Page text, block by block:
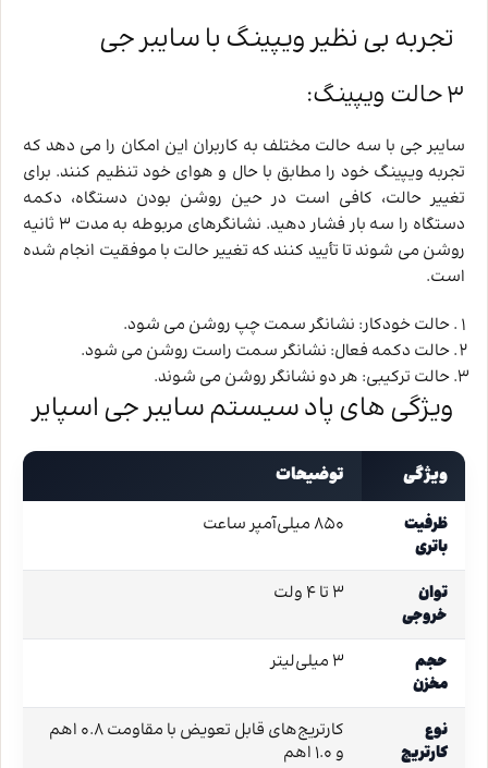
تجربه بی ‌نظیر ویپینگ با سایبر جی
3 حالت ویپینگ:
سایبر جی با سه حالت مختلف به کاربران این امکان را می‌ دهد که
تجربه ویپینگ خود را مطابق با حال و هوای خود تنظیم کنند. برای
تغییر حالت، کافی است در حین روشن بودن دستگاه، دکمه
دستگاه را سه بار فشار دهید. نشانگرهای مربوطه به مدت 3 ثانیه
روشن می ‌شوند تا تأیید کنند که تغییر حالت با موفقیت انجام شده
است.
حالت خودکار: نشانگر سمت چپ روشن می‌ شود.
حالت دکمه‌ فعال: نشانگر سمت راست روشن می‌ شود.
حالت ترکیبی: هر دو نشانگر روشن می‌ شوند.
ویژگی های پاد سیستم سایبر جی اسپایر
ویژگی توضیحات
ظرفیت
باتری
850 میلی‌آمپر ساعت
توان
خروجی
3 تا 4 ولت
حجم
مخزن
3 میلی‌لیتر
نوع
کارتریج
کارتریج‌های قابل تعویض با مقاومت 0.8 اهم
و 1.0 اهم